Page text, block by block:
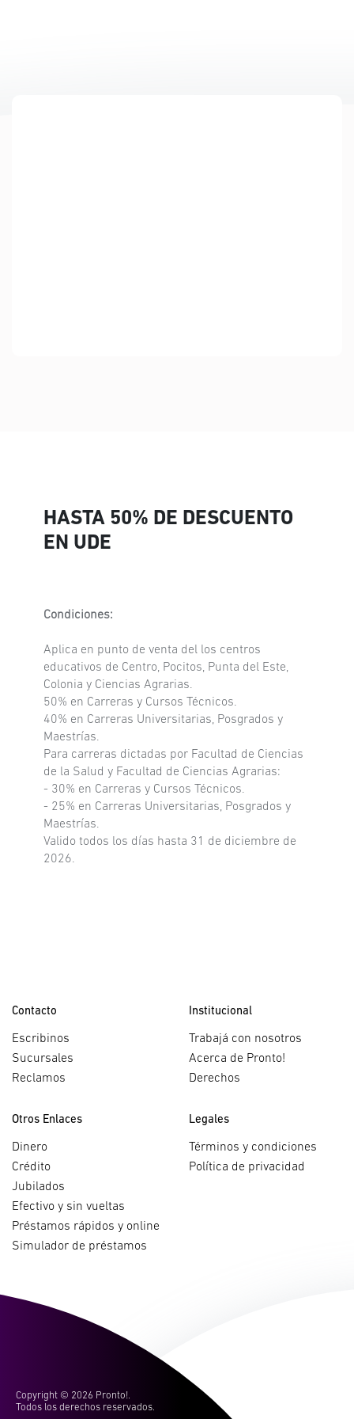
HASTA 50% DE DESCUENTO
EN UDE
Condiciones:
Aplica en punto de venta del los centros
educativos de Centro, Pocitos, Punta del Este,
Colonia y Ciencias Agrarias.
50% en Carreras y Cursos Técnicos.
40% en Carreras Universitarias, Posgrados y
Maestrías.
Para carreras dictadas por Facultad de Ciencias
de la Salud y Facultad de Ciencias Agrarias:
- 30% en Carreras y Cursos Técnicos.
- 25% en Carreras Universitarias, Posgrados y
Maestrías.
Valido todos los días hasta 31 de diciembre de
2026.
Contacto
Escribinos
Sucursales
Reclamos
Institucional
Trabajá con nosotros
Acerca de Pronto!
Derechos
Otros Enlaces
Dinero
Crédito
Jubilados
Efectivo y sin vueltas
Préstamos rápidos y online
Simulador de préstamos
Legales
Términos y condiciones
Política de privacidad
Copyright © 2026 Pronto!.
Todos los derechos reservados.